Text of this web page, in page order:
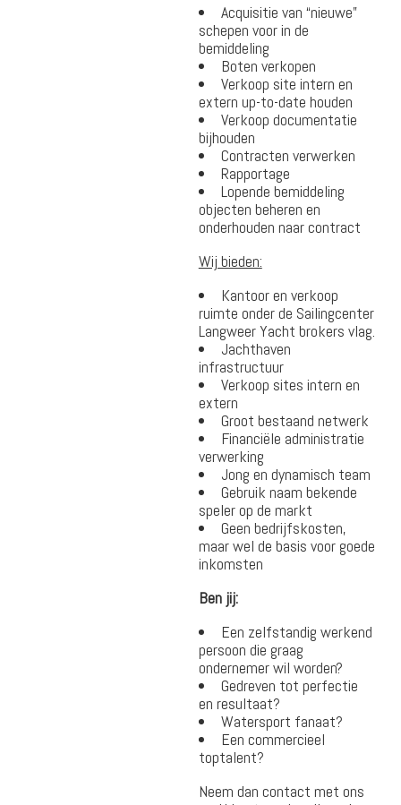
Acquisitie van “nieuwe”
schepen voor in de
bemiddeling
Boten verkopen
Verkoop site intern en
extern up-to-date houden
Verkoop documentatie
bijhouden
Contracten verwerken
Rapportage
Lopende bemiddeling
objecten beheren en
onderhouden naar contract
Wij bieden:
Kantoor en verkoop
ruimte onder de Sailingcenter
Langweer Yacht brokers vlag.
Jachthaven
infrastructuur
Verkoop sites intern en
extern
Groot bestaand netwerk
Financiële administratie
verwerking
Jong en dynamisch team
Gebruik naam bekende
speler op de markt
Geen bedrijfskosten,
maar wel de basis voor goede
inkomsten
Ben jij:
Een zelfstandig werkend
persoon die graag
ondernemer wil worden?
Gedreven tot perfectie
en resultaat?
Watersport fanaat?
Een commercieel
toptalent?
Neem dan contact met ons